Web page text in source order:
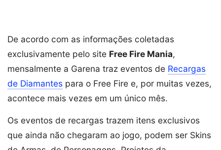
De acordo com as informações coletadas
exclusivamente pelo site Free Fire Mania,
mensalmente a Garena traz eventos de Recargas
de Diamantes para o Free Fire e, por muitas vezes,
acontece mais vezes em um único mês.
Os eventos de recargas trazem itens exclusivos
que ainda não chegaram ao jogo, podem ser Skins